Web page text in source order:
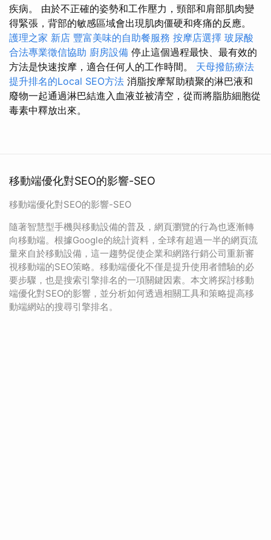
疾病。 由於不正確的姿勢和工作壓力，頸部和肩部肌肉變
得緊張，背部的敏感區域會出現肌肉僵硬和疼痛的反應。
護理之家 新店 豐富美味的自助餐服務 按摩店選擇 玻尿酸
合法專業徵信協助 廚房設備 停止這個過程最快、最有效的
方法是快速按摩，適合任何人的工作時間。 天母撥筋療法
提升排名的Local SEO方法 消脂按摩幫助積聚的淋巴液和
廢物一起通過淋巴結進入血液並被清空，從而將脂肪細胞從
毒素中釋放出來。
移動端優化對SEO的影響-SEO
移動端優化對SEO的影響-SEO
隨著智慧型手機與移動設備的普及，網頁瀏覽的行為也逐漸轉
向移動端。根據Google的統計資料，全球有超過一半的網頁流
量來自於移動設備，這一趨勢促使企業和網路行銷公司重新審
視移動端的SEO策略。移動端優化不僅是提升使用者體驗的必
要步驟，也是搜索引擎排名的一項關鍵因素。本文將探討移動
端優化對SEO的影響，並分析如何透過相關工具和策略提高移
動端網站的搜尋引擎排名。